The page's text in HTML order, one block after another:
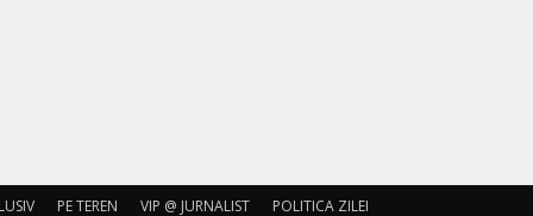
PE TEREN VIP @ JURNALIST POLITICA ZILEI